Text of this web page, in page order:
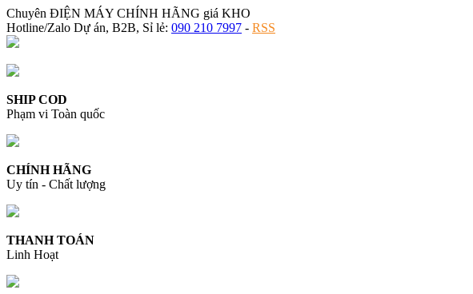
Chuyên ĐIỆN MÁY CHÍNH HÃNG giá KHO
Hotline/Zalo Dự án, B2B, Sỉ lẻ: 090 210 7997 - RSS
SHIP COD
Phạm vi Toàn quốc
CHÍNH HÃNG
Uy tín - Chất lượng
THANH TOÁN
Linh Hoạt